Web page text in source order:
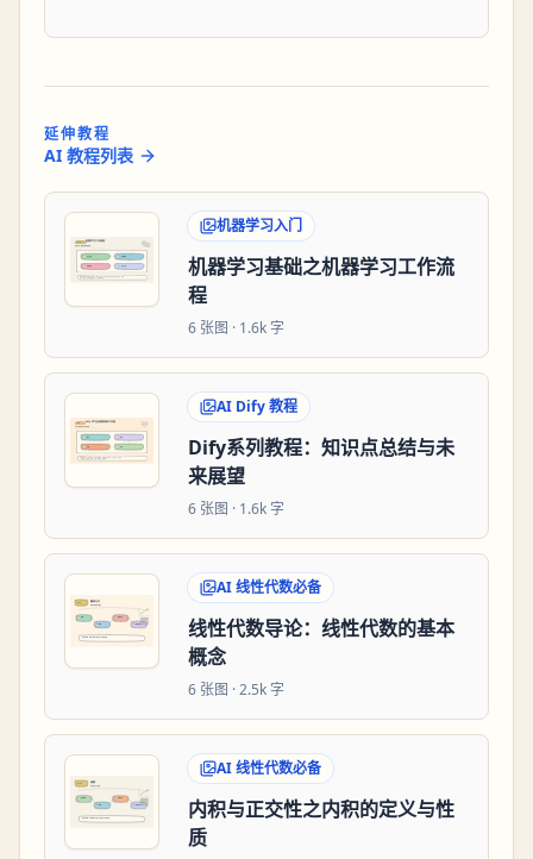
延伸教程
AI 教程列表
机器学习入门
机器学习基础之机器学习工作流
程
6 张图 · 1.6k 字
AI Dify 教程
Dify系列教程：知识点总结与未
来展望
6 张图 · 1.6k 字
AI 线性代数必备
线性代数导论：线性代数的基本
概念
6 张图 ·2.5k 字
AI 线性代数必备
内积与正交性之内积的定义与性
质